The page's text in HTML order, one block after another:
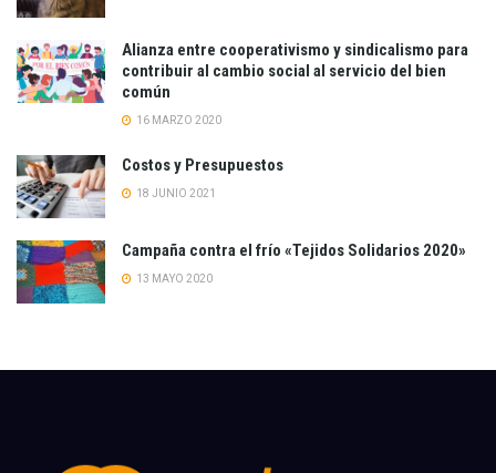
Alianza entre cooperativismo y sindicalismo para
contribuir al cambio social al servicio del bien
común
16 MARZO 2020
Costos y Presupuestos
18 JUNIO 2021
Campaña contra el frío «Tejidos Solidarios 2020»
13 MAYO 2020